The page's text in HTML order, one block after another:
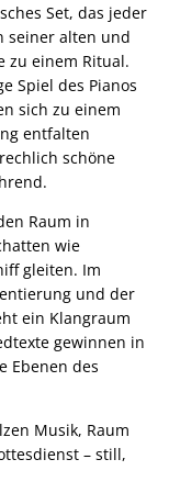
Set, das jeder
seiner alten und
zu einem Ritual.
Spiel des Pianos
sich zu einem
entfalten
schöne
Raum in
wie
gleiten. Im
und der
ein Klangraum
gewinnen in
Ebenen des
Musik, Raum
– still,